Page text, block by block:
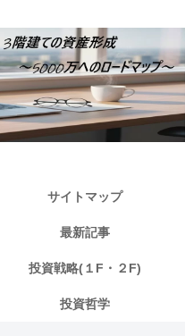
サイトマップ
最新記事
投資戦略(１F・２F)
投資哲学